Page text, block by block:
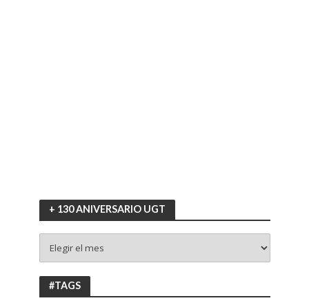
+ 130 ANIVERSARIO UGT
130
ANIVERSARIO
UGT
#TAGS